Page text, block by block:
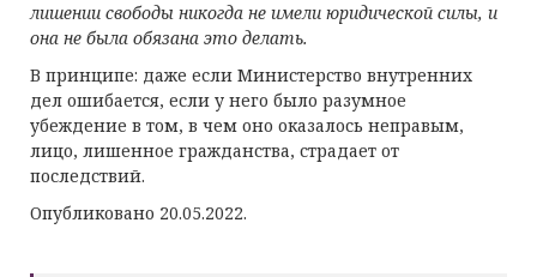
лишении свободы никогда не имели юридической силы, и
она не была обязана это делать.
В принципе: даже если Министерство внутренних
дел ошибается, если у него было разумное
убеждение в том, в чем оно оказалось неправым,
лицо, лишенное гражданства, страдает от
последствий.
Опубликовано 20.05.2022.